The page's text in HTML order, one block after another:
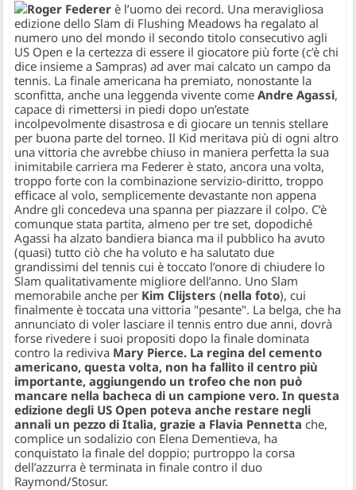
Roger Federer è l’uomo dei record. Una meravigliosa
edizione dello Slam di Flushing Meadows ha regalato al
numero uno del mondo il secondo titolo consecutivo agli
US Open e la certezza di essere il giocatore più forte (c’è chi
dice insieme a Sampras) ad aver mai calcato un campo da
tennis. La finale americana ha premiato, nonostante la
sconfitta, anche una leggenda vivente comeAndre Agassi,
capace di rimettersi in piedi dopo un’estate
incolpevolmente disastrosa e di giocare un tennis stellare
per buona parte del torneo. Il Kid meritava più di ogni altro
una vittoria che avrebbe chiuso in maniera perfetta la sua
inimitabile carriera ma Federer è stato, ancora una volta,
troppo forte con la combinazione servizio-diritto, troppo
efficace al volo, semplicemente devastante non appena
Andre gli concedeva una spanna per piazzare il colpo. C’è
comunque stata partita, almeno per tre set, dopodiché
Agassi ha alzato bandiera bianca ma il pubblico ha avuto
(quasi) tutto ciò che ha voluto e ha salutato due
grandissimi del tennis cui è toccato l’onore di chiudere lo
Slam qualitativamente migliore dell’anno. Uno Slam
memorabile anche per Kim Clijsters (nella foto), cui
finalmente è toccata una vittoria "pesante". La belga, che ha
annunciato di voler lasciare il tennis entro due anni, dovrà
forse rivedere i suoi propositi dopo la finale dominata
contro la rediviva Mary Pierce. La regina del cemento
americano, questa volta, non ha fallito il centro più
importante, aggiungendo un trofeo che non può
mancare nella bacheca di un campione vero. In questa
edizione degli US Open poteva anche restare negli
annali un pezzo di Italia, grazie a Flavia Pennetta che,
complice un sodalizio con Elena Dementieva, ha
conquistato la finale del doppio; purtroppo la corsa
dell’azzurra è terminata in finale contro il duo
Raymond/Stosur.